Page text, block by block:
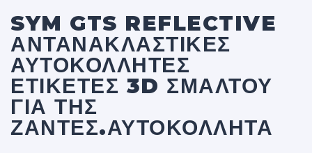
SYM GTS REFLECTIVE
ΑΝΤΑΝΑΚΛΑΣΤΙΚΈΣ
ΑΥΤΟΚΌΛΛΗΤΕΣ
ΕΤΙΚΈΤΕΣ 3D ΣΜΆΛΤΟΥ
ΓΙΑ ΤΗΣ
ΖΆΝΤΕΣ.ΑΥΤΟΚΌΛΛΗΤΑ